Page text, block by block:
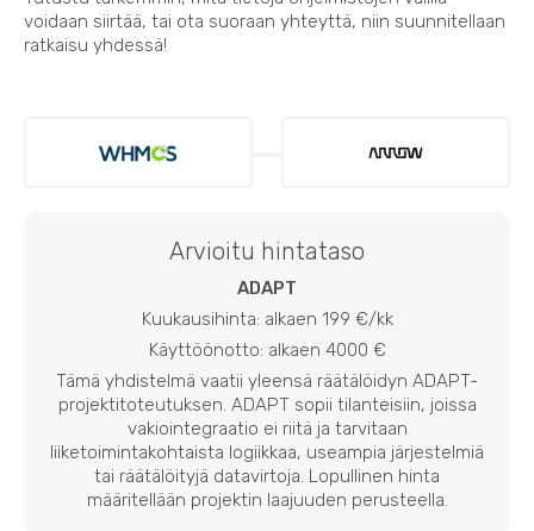
voidaan siirtää, tai ota suoraan yhteyttä, niin suunnitellaan
ratkaisu yhdessä!
Arvioitu hintataso
ADAPT
Kuukausihinta: alkaen 199 €/kk
Käyttöönotto: alkaen 4000 €
Tämä yhdistelmä vaatii yleensä räätälöidyn ADAPT-
projektitoteutuksen. ADAPT sopii tilanteisiin, joissa
vakiointegraatio ei riitä ja tarvitaan
liiketoimintakohtaista logiikkaa, useampia järjestelmiä
tai räätälöityjä datavirtoja. Lopullinen hinta
määritellään projektin laajuuden perusteella.